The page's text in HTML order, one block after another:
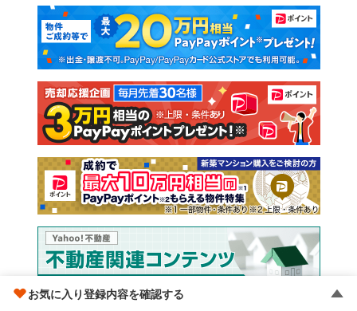
お気に入り登録内容を確認する
新築マンション 中古マンション
新築一戸建て 中古一戸建て
注文住宅 土地
売却査定
マンションカタログ 教えて！住まいの先生